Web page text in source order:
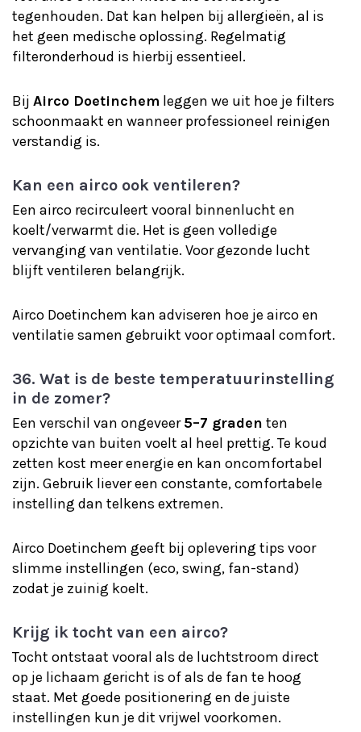
tegenhouden. Dat kan helpen bij allergieën, al is
het geen medische oplossing. Regelmatig
filteronderhoud is hierbij essentieel.
Bij Airco Doetinchem leggen we uit hoe je filters
schoonmaakt en wanneer professioneel reinigen
verstandig is.
Kan een airco ook ventileren?
Een airco recirculeert vooral binnenlucht en
koelt/verwarmt die. Het is geen volledige
vervanging van ventilatie. Voor gezonde lucht
blijft ventileren belangrijk.
Airco Doetinchem kan adviseren hoe je airco en
ventilatie samen gebruikt voor optimaal comfort.
36. Wat is de beste temperatuurinstelling
in de zomer?
Een verschil van ongeveer5–7 graden ten
opzichte van buiten voelt al heel prettig. Te koud
zetten kost meer energie en kan oncomfortabel
zijn. Gebruik liever een constante, comfortabele
instelling dan telkens extremen.
Airco Doetinchem geeft bij oplevering tips voor
slimme instellingen (eco, swing, fan-stand)
zodat je zuinig koelt.
Krijg ik tocht van een airco?
Tocht ontstaat vooral als de luchtstroom direct
op je lichaam gericht is of als de fan te hoog
staat. Met goede positionering en de juiste
instellingen kun je dit vrijwel voorkomen.